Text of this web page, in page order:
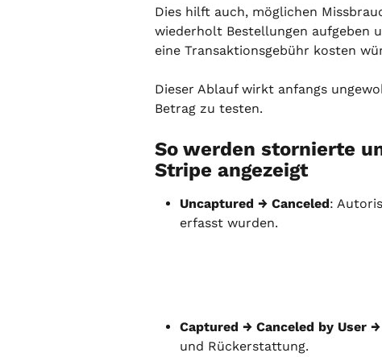
Dies hilft auch, möglichen
wiederholt Bestellungen aufgeben
eine Transaktionsgebühr kosten
Dieser Ablauf wirkt anfangs
Betrag zu testen.
So werden stornierte
Stripe angezeigt
Uncaptured → Canceled:
erfasst wurden.
Captured → Canceled by User
und Rückerstattung.